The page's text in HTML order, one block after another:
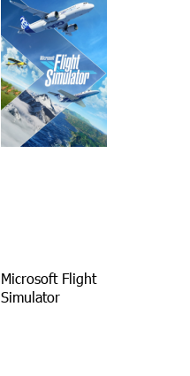
Microsoft Flight
Simulator